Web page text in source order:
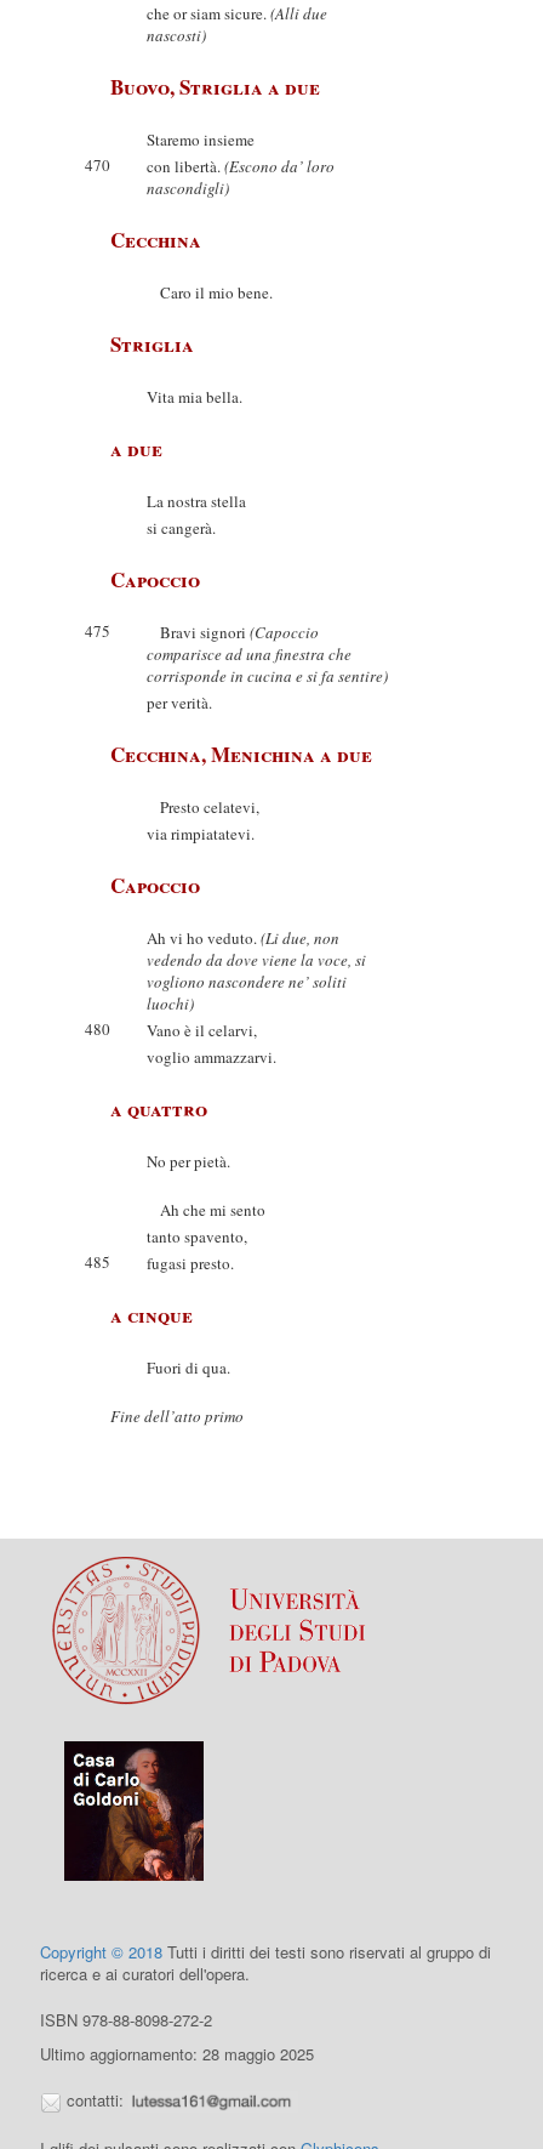
che or siam sicure.(Alli due
nascosti)
Buovo, Striglia a due
Staremo insieme
470
con libertà.(Escono da’ loro
nascondigli)
Cecchina
Caro il mio bene.
Striglia
Vita mia bella.
a due
La nostra stella
si cangerà.
Capoccio
475 Bravi signori (Capoccio
comparisce ad una finestra che
corrisponde in cucina e si fa sentire)
per verità.
Cecchina, Menichina a due
Presto celatevi,
via rimpiatatevi.
Capoccio
Ah vi ho veduto.(Li due, non
vedendo da dove viene la voce, si
vogliono nascondere ne’ soliti
luochi)
480
Vano è il celarvi,
voglio ammazzarvi.
a quattro
No per pietà.
Ah che mi sento
tanto spavento,
485
fugasi presto.
a cinque
Fuori di qua.
Fine dell’atto primo
Copyright © 2018 Tutti i diritti dei testi sono riservati al gruppo di
ricerca e ai curatori dell'opera.
ISBN 978-88-8098-272-2
Ultimo aggiornamento: 28 maggio 2025
contatti: